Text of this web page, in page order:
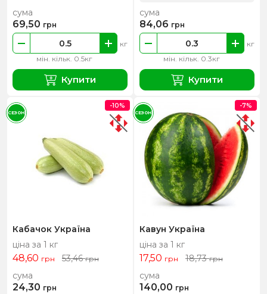
мін. кільк. 0.5кг
кг
сума
69,50 грн
Купити
мін. кільк. 0.3кг
кг
сума
84,06 грн
Купити
Кабачок Україна
ціна за 1 кг
48,60 грн 53,46грн
сума
24,30 грн
-10%
СЕЗОН
Кавун Україна
ціна за 1 кг
17,50 грн 18,73грн
сума
140,00 грн
-7%
СЕЗОН